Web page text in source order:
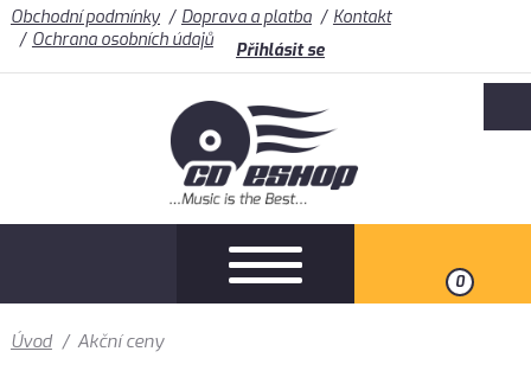
Obchodní podmínky Doprava a platba
Kontakt
Ochrana osobních údajů
Přihlásit se
0
Úvod / Akční ceny